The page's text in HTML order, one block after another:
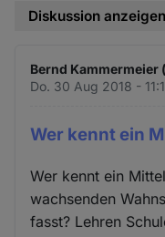
Diskussion anzeigen
Bernd
Do. 30 Aug 2018 -
Wer kennt ein
Wer kennt ein
wachsenden
fasst? Lehren